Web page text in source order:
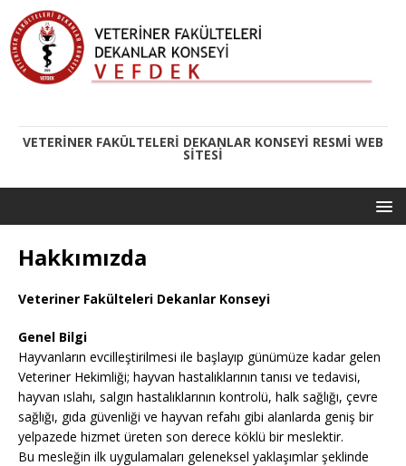
VETERINER FAKÜLTELERI DEKANLAR KONSEYI RESMI WEB
SITESI
Hakkımızda
Veteriner Fakülteleri Dekanlar Konseyi
Genel Bilgi
Hayvanların evcilleştirilmesi ile başlayıp günümüze kadar gelen
Veteriner Hekimliği; hayvan hastalıklarının tanısı ve tedavisi,
hayvan ıslahı, salgın hastalıklarının kontrolü, halk sağlığı, çevre
sağlığı, gıda güvenliği ve hayvan refahı gibi alanlarda geniş bir
yelpazede hizmet üreten son derece köklü bir meslektir.
Bu mesleğin ilk uygulamaları geleneksel yaklaşımlar şeklinde